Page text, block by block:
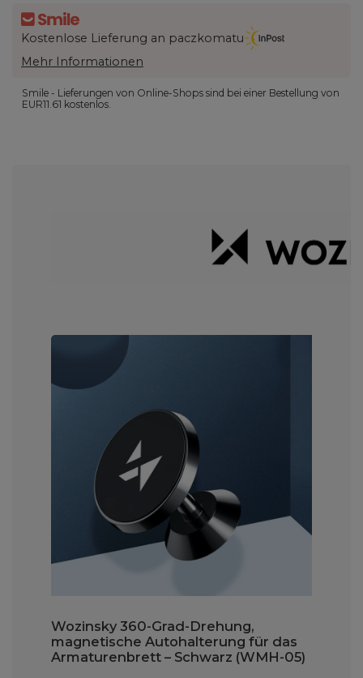
Kostenlose Lieferung an paczkomatu
Mehr Informationen
Smile - Lieferungen von Online-Shops sind bei einer Bestellung von
EUR11.61 kostenlos.
Wozinsky 360-Grad-Drehung,
magnetische Autohalterung für das
Armaturenbrett – Schwarz (WMH-05)